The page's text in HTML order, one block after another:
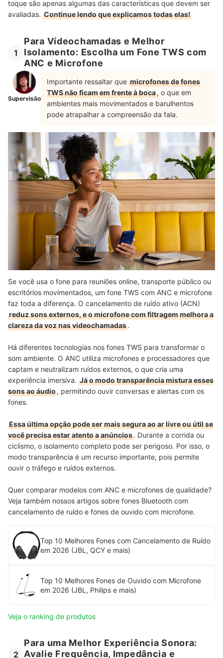
toque são apenas algumas das características que devem ser
avaliadas. Continue lendo que explicamos todas elas!
1
Para Vídeochamadas e Melhor
Isolamento: Escolha um Fone TWS com
ANC e Microfone
Supervisão
Importante ressaltar que microfones de fones
TWS não ficam em frente à boca, o que em
ambientes mais movimentados e barulhentos
pode atrapalhar a compreensão da fala.
Se você usa o fone para reuniões online, transporte público ou
escritórios movimentados, um fone TWS com ANC e microfone
faz toda a diferença. O cancelamento de ruído ativo (ACN)
reduz sons externos, e o microfone com filtragem melhora a
clareza da voz nas videochamadas.
Há diferentes tecnologias nos fones TWS para transformar o
som ambiente. O ANC utiliza microfones e processadores que
captam e neutralizam ruídos externos, o que cria uma
experiência imersiva. Já o modo transparência mistura esses
sons ao áudio, permitindo ouvir conversas e alertas com os
fones.
Essa última opção pode ser mais segura ao ar livre ou útil se
você precisa estar atento a anúncios. Durante a corrida ou
ciclismo, o isolamento completo pode ser perigoso. Por isso, o
modo transparência é um recurso importante, pois permite
ouvir o tráfego e ruídos externos.
Quer comparar modelos com ANC e microfones de qualidade?
Veja também nossos artigos sobre fones Bluetooth com
cancelamento de ruído e fones de ouvido com microfone.
Top 10 Melhores Fones com Cancelamento de Ruído
em 2026 (JBL, QCY e mais)
Top 10 Melhores Fones de Ouvido com Microfone
em 2026 (JBL, Philips e mais)
Veja o ranking de produtos
2
Para uma Melhor Experiência Sonora:
Avalie Frequência, Impedância e